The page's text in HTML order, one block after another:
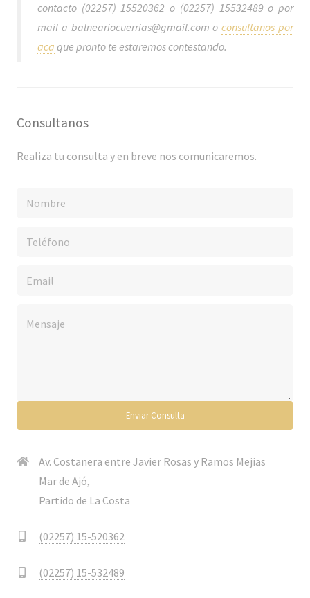
contacto (02257) 15520362 o (02257) 15532489 o por
mail a balneariocuerrias@gmail.com oconsultanos por
aca que pronto te estaremos contestando.
Consultanos
Realiza tu consulta y en breve nos comunicaremos.
Av. Costanera entre Javier Rosas y Ramos Mejias
Mar de Ajó,
Partido de La Costa
(02257) 15-520362
(02257) 15-532489